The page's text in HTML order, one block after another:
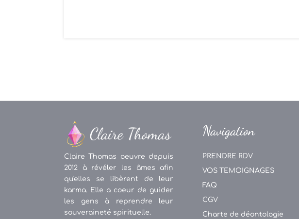
Claire Thomas oeuvre depuis
2012 à révéler les âmes afin
qu'elles se libèrent de leur
karma. Elle a coeur de guider
les gens à reprendre leur
souveraineté spirituelle.
Navigation
PRENDRE RDV
VOS TEMOIGNAGES
FAQ
CGV
Charte de déontologie